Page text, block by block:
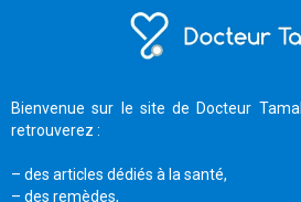
Bienvenue sur le site de Docteur
retrouverez :
– des articles dédiés à la santé,
– des remèdes,